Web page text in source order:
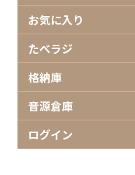
お気に入り
たべラジ
格納庫
音源倉庫
ログイン